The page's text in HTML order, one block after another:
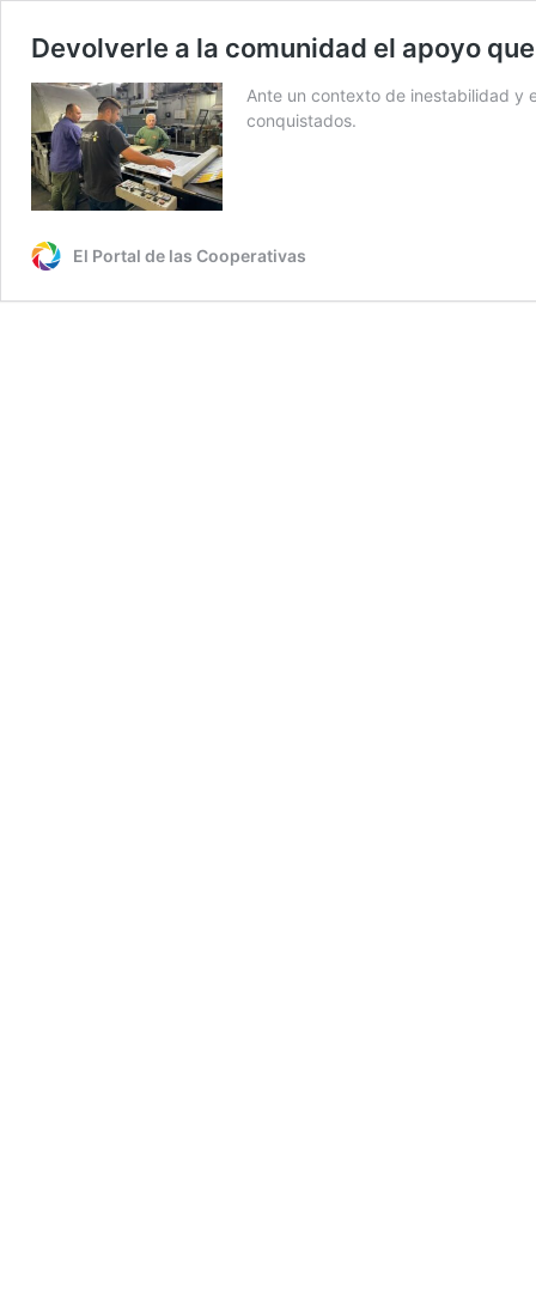
Devolverle a la comunidad el apoyo
Ante un contexto de inestabilidad y
conquistados.
El Portal de las Cooperativas